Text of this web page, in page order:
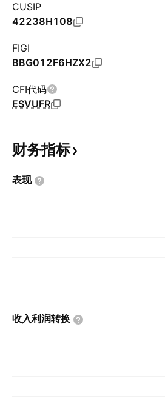
CUSIP
42238H108
FIGI
BBG012F6HZX2
CFI代码
ESVUFR
财务指标
表现
收入利润转换